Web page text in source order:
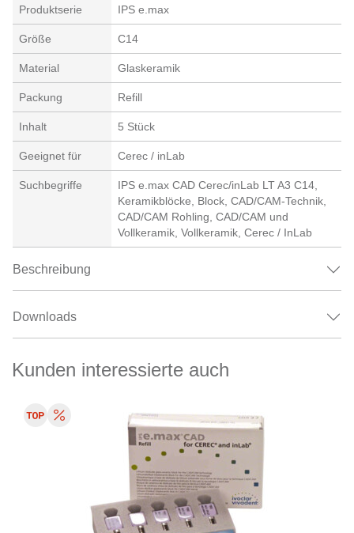
Produktserie IPS e.max
Größe C14
Material Glaskeramik
Packung Refill
Inhalt 5 Stück
Geeignet für Cerec / inLab
Suchbegriffe
IPS e.max CAD Cerec/inLab LT A3 C14,
Keramikblöcke, Block, CAD/CAM-Technik,
CAD/CAM Rohling, CAD/CAM und
Vollkeramik, Vollkeramik, Cerec / InLab
Beschreibung
Downloads
Kunden interessierte auch